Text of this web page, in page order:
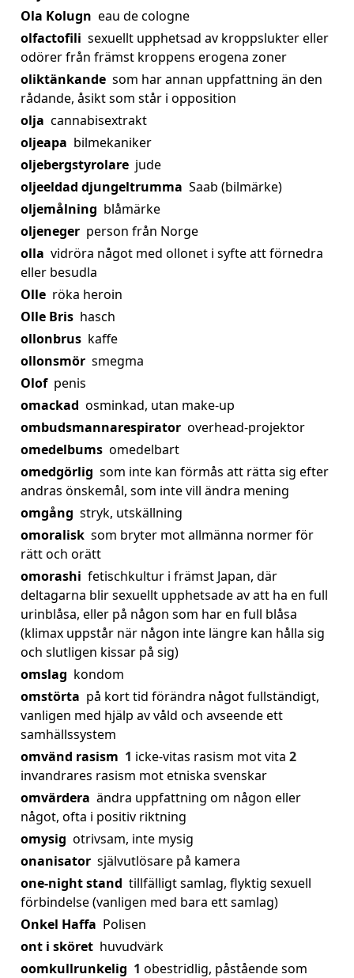
Ola Kolugn eau de cologne
olfactofili sexuellt upphetsad av kroppslukter eller
odörer från främst kroppens erogena zoner
oliktänkande som har annan uppfattning än den
rådande, åsikt som står i opposition
olja cannabisextrakt
oljeapa bilmekaniker
oljebergstyrolare jude
oljeeldad djungeltrumma Saab (bilmärke)
oljemålning blåmärke
oljeneger person från Norge
olla vidröra något med ollonet i syfte att förnedra
eller besudla
Olle röka heroin
Olle Bris hasch
ollonbrus kaffe
ollonsmör smegma
Olof penis
omackad osminkad, utan make-up
ombudsmannarespirator overhead-projektor
omedelbums omedelbart
omedgörlig som inte kan förmås att rätta sig efter
andras önskemål, som inte vill ändra mening
omgång stryk, utskällning
omoralisk som bryter mot allmänna normer för
rätt och orätt
omorashi fetischkultur i främst Japan, där
deltagarna blir sexuellt upphetsade av att ha en full
urinblåsa, eller på någon som har en full blåsa
(klimax uppstår när någon inte längre kan hålla sig
och slutligen kissar på sig)
omslag kondom
omstörta på kort tid förändra något fullständigt,
vanligen med hjälp av våld och avseende ett
samhällssystem
omvänd rasism 1 icke-vitas rasism mot vita 2
invandrares rasism mot etniska svenskar
omvärdera ändra uppfattning om någon eller
något, ofta i positiv riktning
omysig otrivsam, inte mysig
onanisator självutlösare på kamera
one-night stand tillfälligt samlag, flyktig sexuell
förbindelse (vanligen med bara ett samlag)
Onkel Haffa Polisen
ont i sköret huvudvärk
oomkullrunkelig 1 obestridlig, påstående som